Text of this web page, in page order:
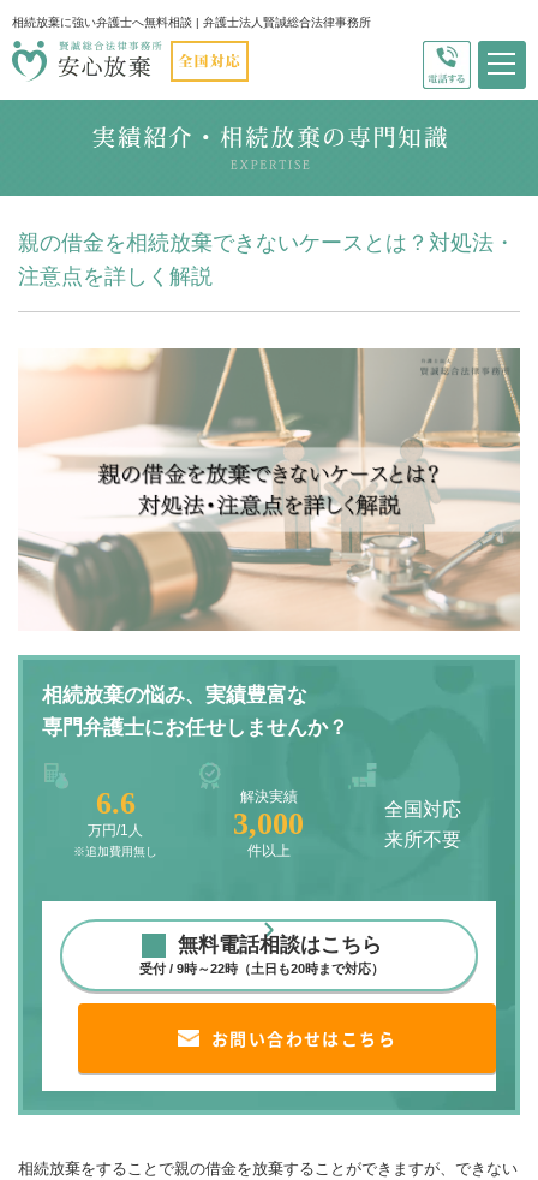
相続放棄に強い弁護士へ無料相談 | 弁護士法人賢誠総合法律事務所
親の借金を相続放棄できないケースとは？対処法・
注意点を詳しく解説
相続放棄の悩み、実績豊富な
専門弁護士にお任せしませんか？
6.6
万円/1人
※追加費用無し
解決実績
3,000
件以上
全国対応
来所不要
無料電話相談はこちら
受付 / 9時～22時（土日も20時まで対応）
お問い合わせはこちら
相続放棄をすることで親の借金を放棄することができますが、できない